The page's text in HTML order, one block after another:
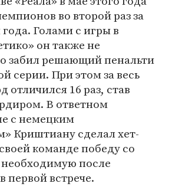
во второй раз за
Голами с игры в
он также не
забил решающий пенальти
серии. При этом за весь
отличился 16 раз, став
В ответном
с немецким
Криштиану сделал хет-
команде победу со
необходимую после
первой встрече.